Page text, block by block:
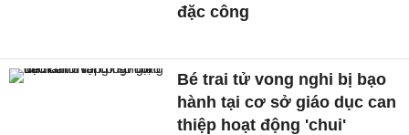
đặc công
Bé trai tử vong nghi bị bạo
hành tại cơ sở giáo dục can
thiệp hoạt động 'chui'